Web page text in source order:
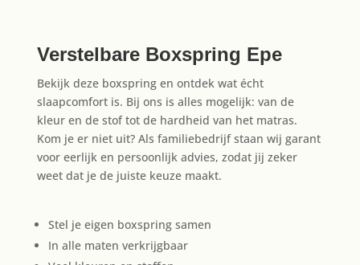
Verstelbare Boxspring Epe
Bekijk deze boxspring en ontdek wat écht
slaapcomfort is. Bij ons is alles mogelijk: van de
kleur en de stof tot de hardheid van het matras.
Kom je er niet uit? Als familiebedrijf staan wij garant
voor eerlijk en persoonlijk advies, zodat jij zeker
weet dat je de juiste keuze maakt.
Stel je eigen boxspring samen
In alle maten verkrijgbaar